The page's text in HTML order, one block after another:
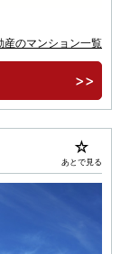
まれ変わっ
イコート徒
型収納。
産のマンション一覧
あとで見る